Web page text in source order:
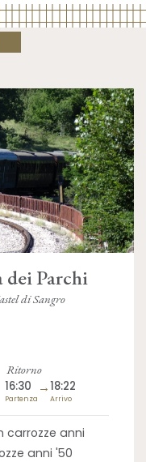
dei Parchi
di Sangro
Ritorno
16:30
Partenza
→18:22
Arrivo
carrozze anni
anni '50